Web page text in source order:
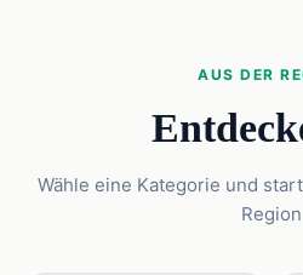
AUS DER
Wähle eine Kategorie und
Region